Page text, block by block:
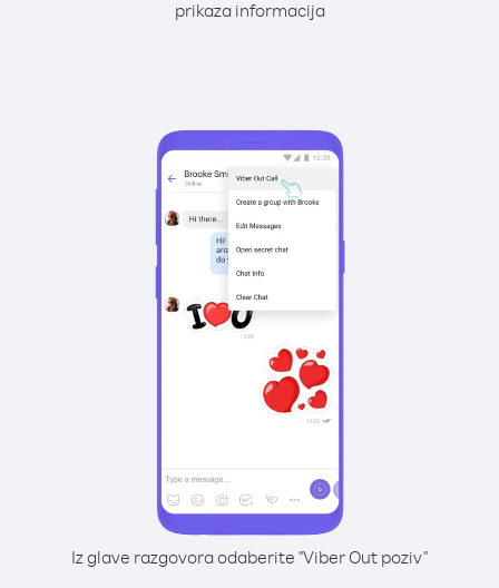
prikaza informacija
Iz glave razgovora odaberite "Viber Out poziv"